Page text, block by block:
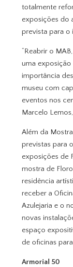
totalmente
exposições do
prevista para o
“Reabrir o
uma
importância
museu com
eventos nos
Marcelo
Além da
previstas para
exposições de
mostra de
residência
receber a
Azulejaria e o
novas
espaço
de oficinas
Armorial 50